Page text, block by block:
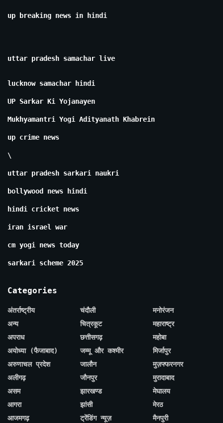
up breaking news in hindi
uttar pradesh samachar live
lucknow samachar hindi
UP Sarkar Ki Yojanayen
Mukhyamantri Yogi Adityanath Khabrein
up crime news
\
uttar pradesh sarkari naukri
bollywood news hindi
hindi cricket news
iran israel war
cm yogi news today
sarkari scheme 2025
Categories
अंतर्राष्ट्रीय
अन्य
अपराध
अयोध्या (फैजाबाद)
अरुणाचल प्रदेश
अलीगढ़
असम
आगरा
आजमगढ़
चंदौली
चित्रकूट
छत्तीसगढ़
जम्मू और कश्मीर
जालौन
जौनपुर
झारखण्ड
झांसी
ट्रेंडिंग न्यूज़
मनोरंजन
महाराष्ट्र
महोबा
मिर्जापुर
मुज़फ्फरनगर
मुरादाबाद
मेघालय
मेरठ
मैनपुरी